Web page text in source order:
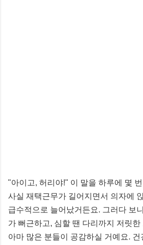
"아이고, 허리야!" 이 말을 하루에 몇
사실 재택근무가 길어지면서 의자에
급수적으로 늘어났거든요. 그러다 보
가 뻐근하고, 심할 땐 다리까지 저릿
아마 많은 분들이 공감하실 거예요.